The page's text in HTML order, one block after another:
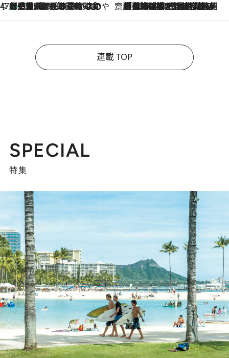
47都道府県の手みやげ ひんやりスイーツで夏を満喫
2026.8.6
【三重県】この夏絶対食べたい 冷やしておいしいおやつ3選 お餅×アイスの新感覚スイーツ 齋藤 薫 美容脳ルネサンス
2026.8.6
「荷物が増えるほど旅ストレスは増す」美容ジャーナリストがたどり着いた最終結論。“化粧品を劇的に減らす”感動の凝縮美容とは
連載 TOP
SPECIAL
特集